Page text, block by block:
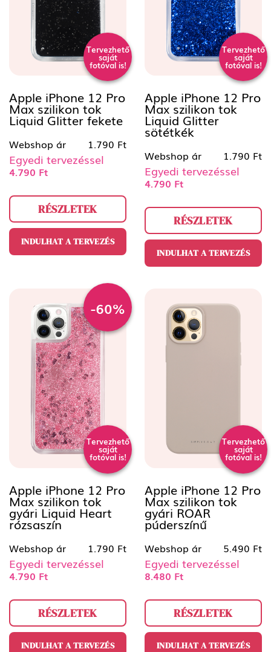
Tervezhető
saját
fotóval is!
Apple iPhone 12 Pro
Max szilikon tok
Liquid Glitter fekete
Webshop ár 1.790 Ft
Egyedi tervezéssel
4.790 Ft
RÉSZLETEK
INDULHAT A TERVEZÉS
Tervezhető
saját
fotóval is!
Apple iPhone 12 Pro
Max szilikon tok
Liquid Glitter
sötétkék
Webshop ár 1.790 Ft
Egyedi tervezéssel
4.790 Ft
RÉSZLETEK
INDULHAT A TERVEZÉS
-60%
Tervezhető
saját
fotóval is!
Apple iPhone 12 Pro
Max szilikon tok
gyári Liquid Heart
rózsaszín
Webshop ár 1.790 Ft
Egyedi tervezéssel
4.790 Ft
RÉSZLETEK
INDULHAT A TERVEZÉS
Tervezhető
saját
fotóval is!
Apple iPhone 12 Pro
Max szilikon tok
gyári ROAR
púderszínű
Webshop ár 5.490 Ft
Egyedi tervezéssel
8.480 Ft
RÉSZLETEK
INDULHAT A TERVEZÉS